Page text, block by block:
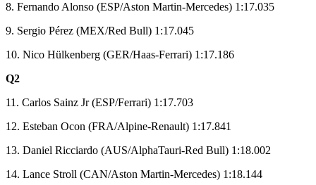
8. Fernando Alonso (ESP/Aston Martin-Mercedes) 1:17.035
9. Sergio Pérez (MEX/Red Bull) 1:17.045
10. Nico Hülkenberg (GER/Haas-Ferrari) 1:17.186
Q2
11. Carlos Sainz Jr (ESP/Ferrari) 1:17.703
12. Esteban Ocon (FRA/Alpine-Renault) 1:17.841
13. Daniel Ricciardo (AUS/AlphaTauri-Red Bull) 1:18.002
14. Lance Stroll (CAN/Aston Martin-Mercedes) 1:18.144